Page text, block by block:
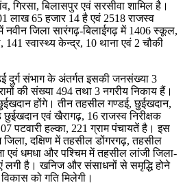
गिरसा, बिलासपुर एवं सरसीवा शामिल है।
लाख 65 हजार 14 है एवं 2518 राजस्व
नवीन जिला सारंगढ़-बिलाईगढ़ में 1406 स्कूल,
स्वास्थ्य केन्द्र, 10 थाना एवं 2 चौकी
दुर्ग संभाग के अंतर्गत इसकी जनसंख्या 3
की संख्या 494 तथा 3 नगरीय निकाय हैं।
होंगे। तीन तहसील गण्डई, छुईखदान,
एवं खैरागढ़, 16 राजस्व निरीक्षक
पटवारी हल्का, 221 ग्राम पंचायतें है। इस
दक्षिण में तहसील डोंगरगढ़, तहसील
एवं धमधा और पश्चिम में तहसील लांजी जिला-
लगी है। खनिज और संसाधनों से समृद्धि होने
को गति मिलेगी।